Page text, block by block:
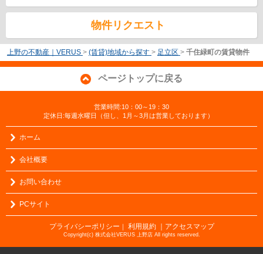
物件リクエスト
上野の不動産｜VERUS > (賃貸)地域から探す > 足立区 > 千住緑町の賃貸物件
ページトップに戻る
営業時間:10：00～19：30
定休日:毎週水曜日（但し、1月～3月は営業しております）
ホーム
会社概要
お問い合わせ
PCサイト
プライバシーポリシー ｜ 利用規約 ｜アクセスマップ
Copyright(c) 株式会社VERUS 上野店 All rights reserved.